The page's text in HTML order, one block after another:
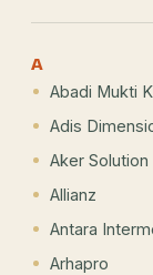
A
Abadi Mukti
Adis
Aker Solution
Allianz
Antara
Arhapro